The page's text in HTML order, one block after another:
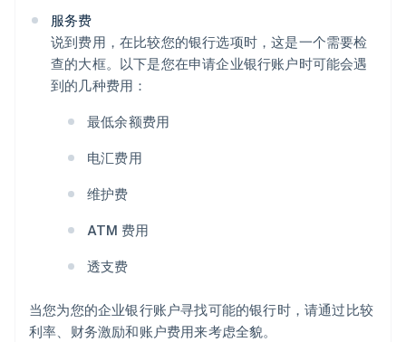
服务费
说到费用，在比较您的银行选项时，这是一个需要检
查的大框。以下是您在申请企业银行账户时可能会遇
到的几种费用：
最低余额费用
电汇费用
维护费
ATM 费用
透支费
当您为您的企业银行账户寻找可能的银行时，请通过比较
利率、财务激励和账户费用来考虑全貌。